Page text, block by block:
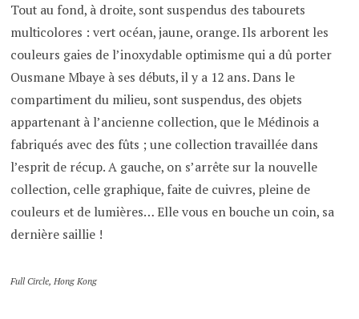
Tout au fond, à droite, sont suspendus des tabourets
multicolores : vert océan, jaune, orange. Ils arborent les
couleurs gaies de l’inoxydable optimisme qui a dû porter
Ousmane Mbaye à ses débuts, il y a 12 ans. Dans le
compartiment du milieu, sont suspendus, des objets
appartenant à l’ancienne collection, que le Médinois a
fabriqués avec des fûts ; une collection travaillée dans
l’esprit de récup. A gauche, on s’arrête sur la nouvelle
collection, celle graphique, faite de cuivres, pleine de
couleurs et de lumières… Elle vous en bouche un coin, sa
dernière saillie !
Full Circle, Hong Kong